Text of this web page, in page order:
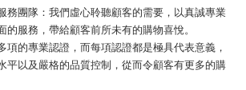
務團隊：我們虛心聆聽顧客的需要，以真誠專業
的服務，帶給顧客前所未有的購物喜悅。
項的專業認證，而每項認證都是極具代表意義，
平以及嚴格的品質控制，從而令顧客有更多的購